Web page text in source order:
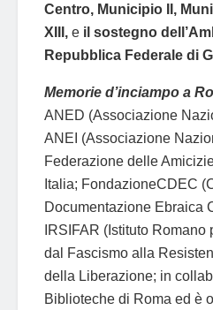
Centro, Municipio II,
XIII, e il sostegno
Repubblica Federale di
Memorie d’inciampo a
ANED (Associazione
ANEI (Associazione
Federazione delle
Italia; FondazioneCDEC
Documentazione Ebraica
IRSIFAR (Istituto Romano
dal Fascismo alla
della Liberazione; in
Biblioteche di Roma ed è